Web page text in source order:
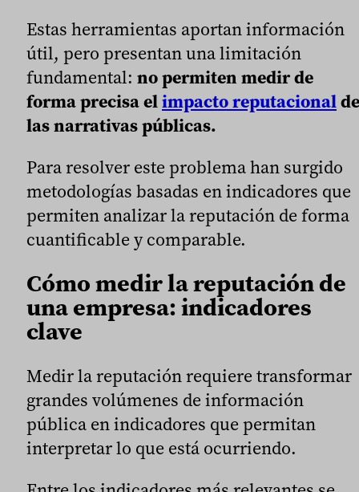
Estas herramientas aportan información
útil, pero presentan una limitación
fundamental: no permiten medir de
forma precisa elimpacto reputacionalde
las narrativas públicas.
Para resolver este problema han surgido
metodologías basadas en indicadores que
permiten analizar la reputación de forma
cuantificable y comparable.
Cómo medir la reputación de
una empresa: indicadores
clave
Medir la reputación requiere transformar
grandes volúmenes de información
pública en indicadores que permitan
interpretar lo que está ocurriendo.